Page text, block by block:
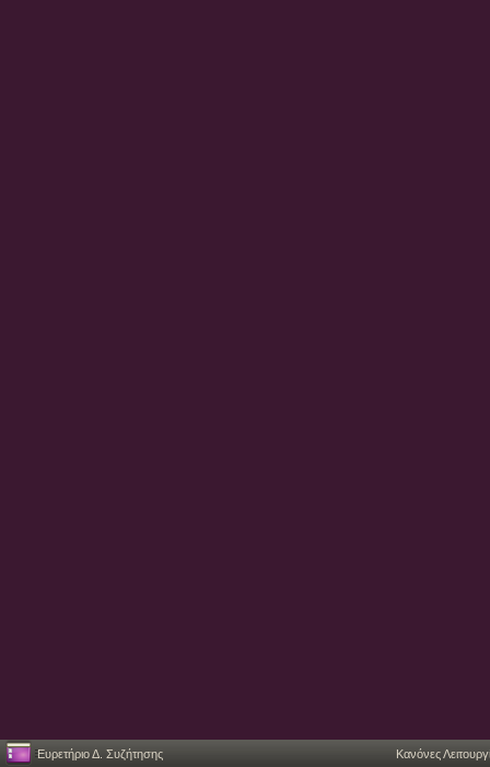
Ευρετήριο Δ. Συζήτησης Κανόνες